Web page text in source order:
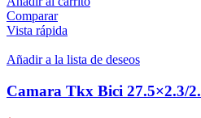
Comparar
Vista rápida
Añadir a la lista de deseos
Camara Tkx Bici 27.5×2.3/